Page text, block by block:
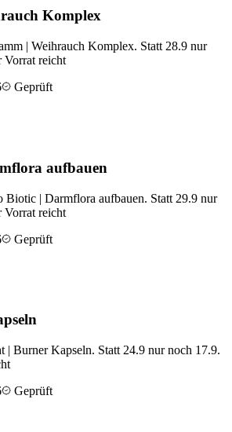
Komplex
| Weihrauch Komplex. Statt 28.9 nur
Vorrat reicht
Geprüft
aufbauen
Biotic | Darmflora aufbauen. Statt 29.9 nur
Vorrat reicht
Geprüft
| Burner Kapseln. Statt 24.9 nur noch 17.9.
Geprüft